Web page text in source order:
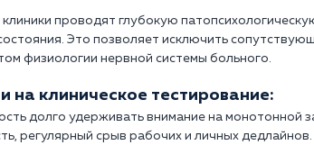
клиники проводят глубокую
Это позволяет исключить
физиологии нервной системы больного.
на клиническое тестирование:
долго удерживать внимание на монотонной
регулярный срыв рабочих и личных дедлайнов.